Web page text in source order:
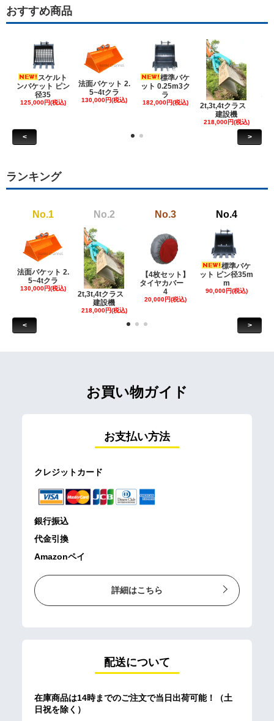
おすすめ商品
スケルト
ンバケット ピン
径35
125,000円(税込)
法面バケット 2.
5~4tクラ
130,000円(税込)
標準バケ
ット 0.25m3ク
ラ
182,000円(税込)
2t,3t,4tクラス
建設機
218,000円(税込)
< >
ランキング
No.1
法面バケット 2.
5~4tクラ
130,000円(税込)
No.2
2t,3t,4tクラス
建設機
218,000円(税込)
No.3
【4枚セット】
タイヤカバー
4
20,000円(税込)
No.4
標準バケ
ット ピン径35m
m
90,000円(税込)
< >
お買い物ガイド
お支払い方法
クレジットカード
銀行振込
代金引換
Amazonペイ
詳細はこちら
配送について
在庫商品は14時までのご注文で当日出荷可能！（土
日祝を除く）